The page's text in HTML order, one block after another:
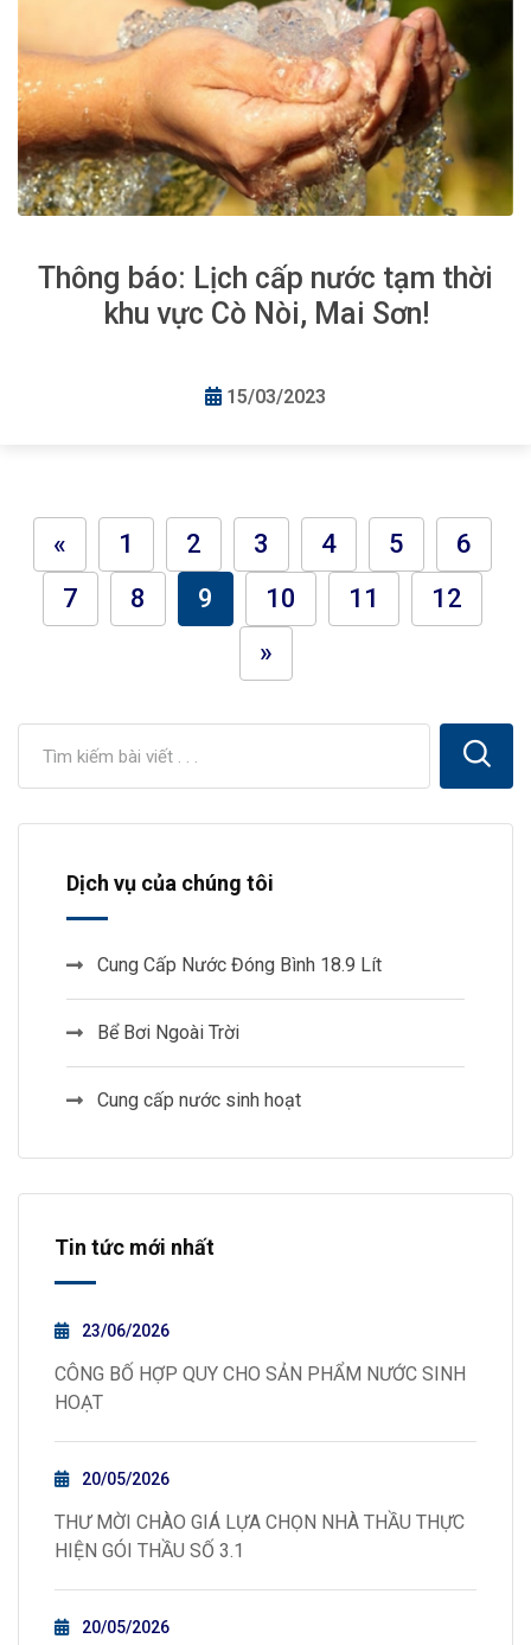
Thông báo: Lịch cấp nước tạm thời
khu vực Cò Nòi, Mai Sơn!
15/03/2023
« 1 2 3 4 5
6
7
8 9 10 11
12
»
Dịch vụ của chúng tôi
Cung Cấp Nước Đóng Bình 18.9 Lít
Bể Bơi Ngoài Trời
Cung cấp nước sinh hoạt
Tin tức mới nhất
23/06/2026
CÔNG BỐ HỢP QUY CHO SẢN PHẨM NƯỚC SINH
HOẠT
20/05/2026
THƯ MỜI CHÀO GIÁ LỰA CHỌN NHÀ THẦU THỰC
HIỆN GÓI THẦU SỐ 3.1
20/05/2026